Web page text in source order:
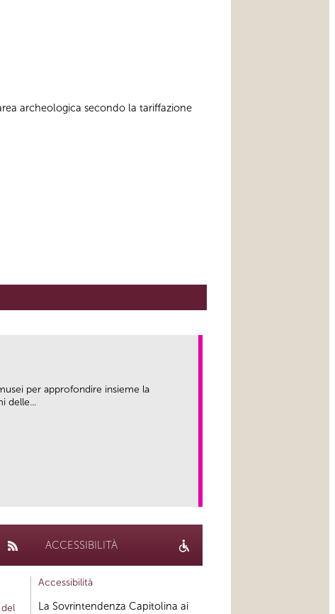
archeologica secondo la tariffazione
per approfondire insieme la
delle...
ACCESSIBILITÀ
Accessibilità
La Sovrintendenza Capitolina ai